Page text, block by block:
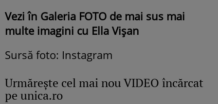
Vezi în Galeria FOTO de mai sus mai
multe imagini cu Ella Vișan
Sursă foto: Instagram
Urmăreşte cel mai nou VIDEO încărcat
pe unica.ro